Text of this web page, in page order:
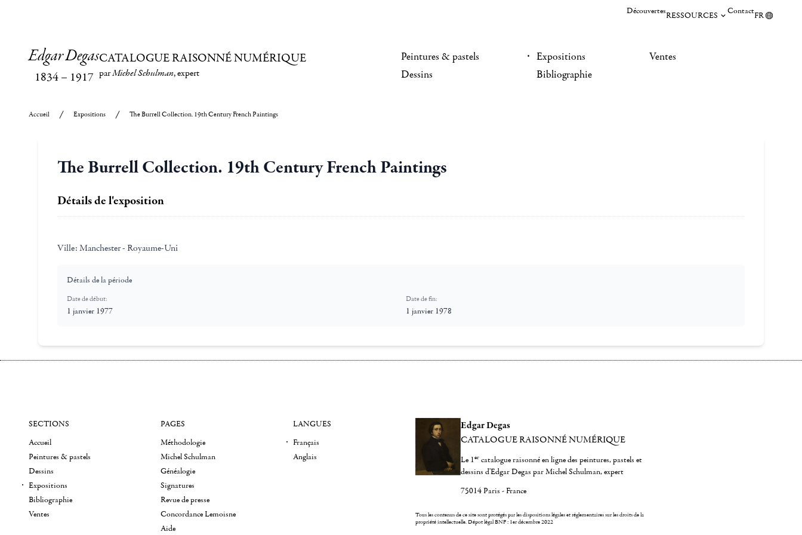
DécouvertesRESSOURCES ContactFR
Edgar Degas
1834– 1917
CATALOGUE RAISONNÉ NUMÉRIQUE
parMichel Schulman, expert
Peintures & pastels
Dessins
Expositions
Bibliographie
Ventes
Accueil Expositions The Burrell Collection. 19th Century French Paintings
The Burrell Collection. 19th Century French Paintings
Détails de l'exposition
Ville: Manchester - Royaume-Uni
Détails de la période
Date de début:
1 janvier 1977
Date de fin:
1 janvier 1978
Edgar Degas
CATALOGUE RAISONNÉ NUMÉRIQUE
Le 1er catalogue raisonné en ligne des peintures, pastels et
dessins d'Edgar Degas par Michel Schulman, expert
75014 Paris - France
Tous les contenus de ce site sont protégés par les dispositions légales et réglementaires sur les droits de la
propriété intellectuelle.Dépot légal BNF : 1er décembre 2022
SECTIONS
Accueil
Peintures & pastels
Dessins
Expositions
Bibliographie
Ventes
PAGES
Méthodologie
Michel Schulman
Généalogie
Signatures
Revue de presse
Concordance Lemoisne
Aide
LANGUES
Français
Anglais